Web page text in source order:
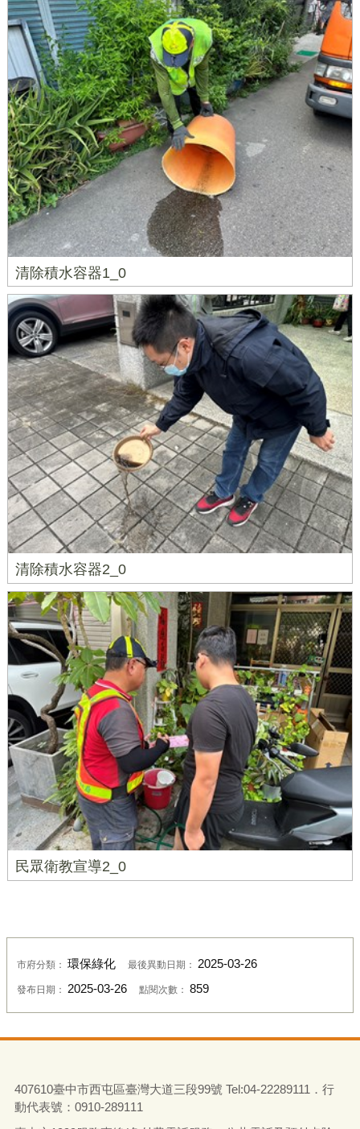
清除積水容器1_0
清除積水容器2_0
民眾衛教宣導2_0
市府分類： 環保綠化 最後異動日期： 2025-03-26
發布日期： 2025-03-26 點閱次數： 859
407610臺中市西屯區臺灣大道三段99號 Tel:04-22289111．行
動代表號：0910-289111